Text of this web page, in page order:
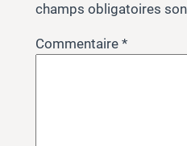
champs obligatoires
Commentaire *